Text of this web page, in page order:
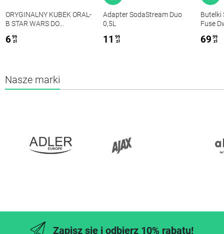
ORYGINALNY KUBEK ORAL-
B STAR WARS DO
6 99
zł
Adapter SodaStream Duo
0,5L
11 99
zł
Butelki
Fuse
69 99
zł
Nasze marki
Zapisz się i odbierz 10% rabatu!